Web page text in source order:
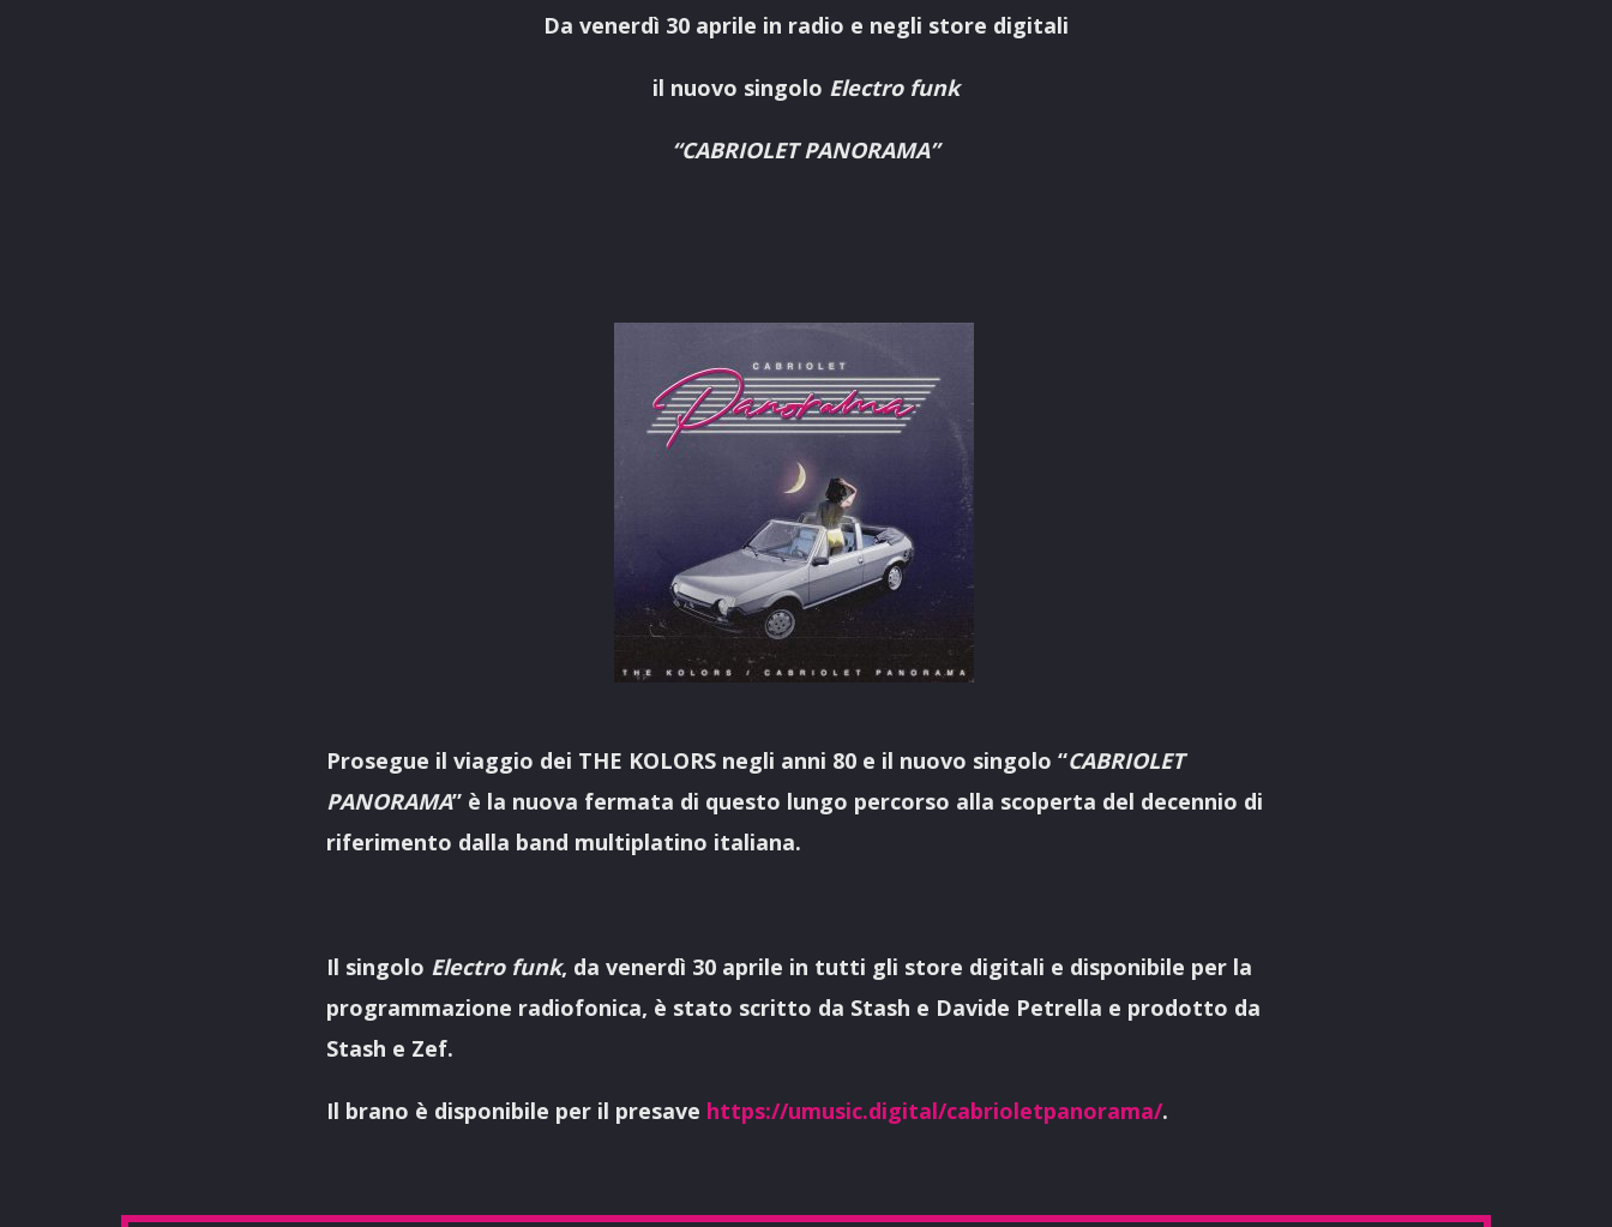
Da venerdì 30 aprile in radio e negli store digitali
il nuovo singolo Electro funk
“CABRIOLET PANORAMA”
Prosegue il viaggio dei THE KOLORS negli anni 80 e il nuovo singolo “CABRIOLET
PANORAMA” è la nuova fermata di questo lungo percorso alla scoperta del decennio di
riferimento dalla band multiplatino italiana.
Il singolo Electro funk, da venerdì 30 aprile in tutti gli store digitali e disponibile per la
programmazione radiofonica, è stato scritto da Stash e Davide Petrella e prodotto da
Stash e Zef.
Il brano è disponibile per il presave https://umusic.digital/cabrioletpanorama/.